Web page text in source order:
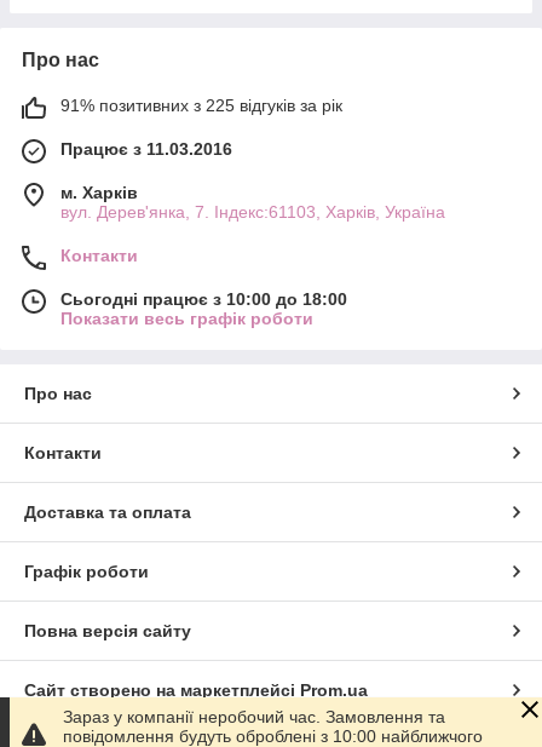
Про нас
91% позитивних з 225 відгуків за рік
Працює з 11.03.2016
м. Харків
вул. Дерев'янка, 7. Індекс:61103, Харків, Україна
Контакти
Сьогодні працює з 10:00 до 18:00
Показати весь графік роботи
Про нас
Контакти
Доставка та оплата
Графік роботи
Повна версія сайту
Сайт створено на маркетплейсі Prom.ua
Зараз у компанії неробочий час. Замовлення та
повідомлення будуть оброблені з 10:00 найближчого